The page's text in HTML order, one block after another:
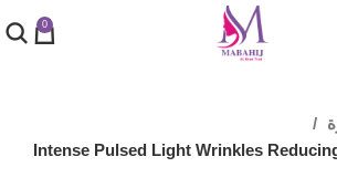
0
Intense Pulsed Light Wrinkles